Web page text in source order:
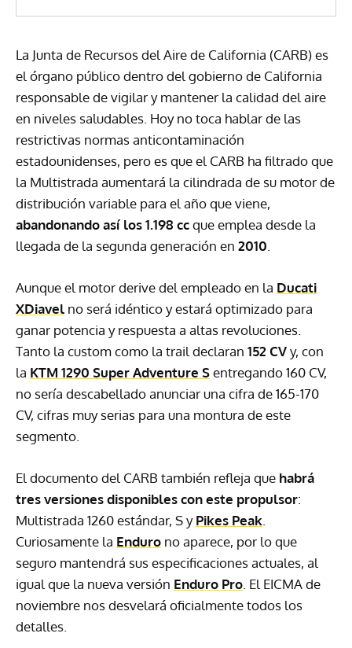
La Junta de Recursos del Aire de California (CARB) es
el órgano público dentro del gobierno de California
responsable de vigilar y mantener la calidad del aire
en niveles saludables. Hoy no toca hablar de las
restrictivas normas anticontaminación
estadounidenses, pero es que el CARB ha filtrado que
la Multistrada aumentará la cilindrada de su motor de
distribución variable para el año que viene,
abandonando así los 1.198 ccque emplea desde la
llegada de la segunda generación en 2010
Aunque el motor derive del empleado en la Ducati
XDiavel no será idéntico y estará optimizado para
ganar potencia y respuesta a altas revoluciones.
Tanto la custom como la trail declaran 152 CVy, con
la KTM 1290 Super Adventure Sentregando 160 CV,
no sería descabellado anunciar una cifra de 165-170
CV, cifras muy serias para una montura de este
segmento.
El documento del CARB también refleja que habrá
tres versiones disponibles con este propulsor:
Multistrada 1260 estándar, S yPikes Peak
Curiosamente la Enduro no aparece, por lo que
seguro mantendrá sus especificaciones actuales, al
igual que la nueva versión Enduro Pro . El EICMAde
noviembre nos desvelará oficialmente todos los
detalles.